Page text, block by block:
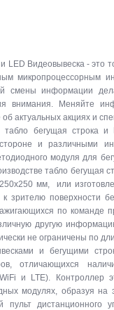
LED Видеовывеска - это
смены информации
внимания. Меняйте
актуальных акциях и
табло бегущая строка
и различными
модуля для
табло бегущая
мм, или
зрителю поверхности
по
другую
не ограничены по
и бегущими
отличающихся
и LTE). Контроллер
модулях, образуя
пульт